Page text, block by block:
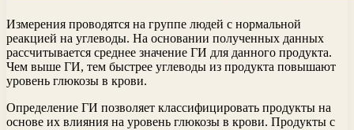
Измерения проводятся на группе людей с нормальной
реакцией на углеводы. На основании полученных данных
рассчитывается среднее значение ГИ для данного продукта.
Чем выше ГИ, тем быстрее углеводы из продукта повышают
уровень глюкозы в крови.
Определение ГИ позволяет классифицировать продукты на
основе их влияния на уровень глюкозы в крови. Продукты с